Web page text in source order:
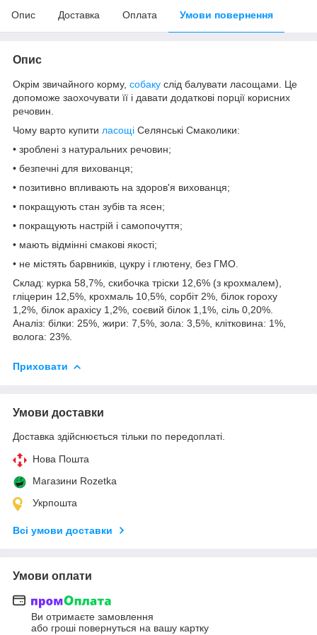
Опис Доставка Оплата Умови повернення
Опис
Окрім звичайного корму, собаку слід балувати ласощами. Це
допоможе заохочувати її і давати додаткові порції корисних
речовин.
Чому варто купити ласощі Селянські Смаколики:
• зроблені з натуральних речовин;
• безпечні для вихованця;
• позитивно впливають на здоров'я вихованця;
• покращують стан зубів та ясен;
• покращують настрій і самопочуття;
• мають відмінні смакові якості;
• не містять барвників, цукру і глютену, без ГМО.
Склад: курка 58,7%, скибочка тріски 12,6% (з крохмалем),
гліцерин 12,5%, крохмаль 10,5%, сорбіт 2%, білок гороху
1,2%, білок арахісу 1,2%, соєвий білок 1,1%, сіль 0,20%.
Аналіз: білки: 25%, жири: 7,5%, зола: 3,5%, клітковина: 1%,
волога: 23%.
Приховати
Умови доставки
Доставка здійснюється тільки по передоплаті.
Нова Пошта
Магазини Rozetka
Укрпошта
Всі умови доставки
Умови оплати
Ви отримаєте замовлення
або гроші повернуться на вашу картку